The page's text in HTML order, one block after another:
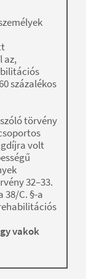
az,
százalékos
törvény
volt
32–33.
38/C. §-a
vakok